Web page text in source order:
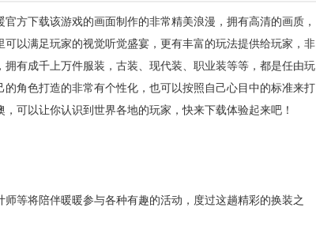
方下载该游戏的画面制作的非常精美浪漫，拥有高清的画质，
以满足玩家的视觉听觉盛宴，更有丰富的玩法提供给玩家，非
有成千上万件服装，古装、现代装、职业装等等，都是任由玩
角色打造的非常有个性化，也可以按照自己心目中的标准来打
可以让你认识到世界各地的玩家，快来下载体验起来吧！
将陪伴暖暖参与各种有趣的活动，度过这趟精彩的换装之